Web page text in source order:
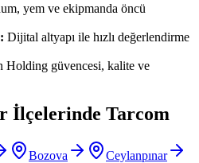
yem ve ekipmanda öncü
Dijital altyapı ile hızlı değerlendirme
Holding güvencesi, kalite ve
İlçelerinde Tarcom
Bozova
Ceylanpınar